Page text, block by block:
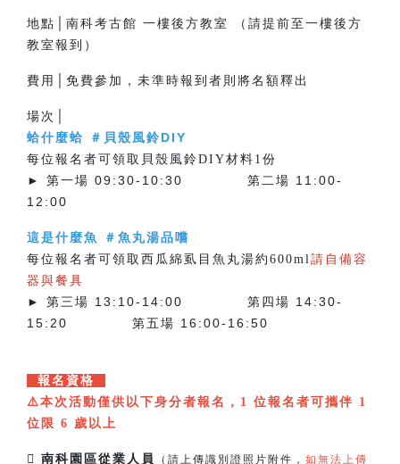
地點│南科考古館 一樓後方教室 （請提前至一樓後方
教室報到）
費用│免費參加，未準時報到者則將名額釋出
場次│
蛤什麼蛤 ＃貝殼風鈴DIY
每位報名者可領取貝殼風鈴DIY材料1份
► 第一場 09:30-10:30 第二場 11:00-
12:00
這是什麼魚 ＃魚丸湯品嚐
每位報名者可領取西瓜綿虱目魚丸湯約600ml請自備容
器與餐具
► 第三場 13:10-14:00 第四場 14:30-
15:20 第五場 16:00-16:50
報名資格
⚠️本次活動僅供以下身分者報名，1 位報名者可攜伴 1
位限 6 歲以上
 南科園區從業人員 （請上傳識別證照片附件， 如無法上傳